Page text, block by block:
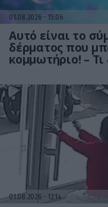
01.08.2026 15:06
Αυτό είναι το
δέρματος που
κομμωτήριο! –
01.08.2026 12:14